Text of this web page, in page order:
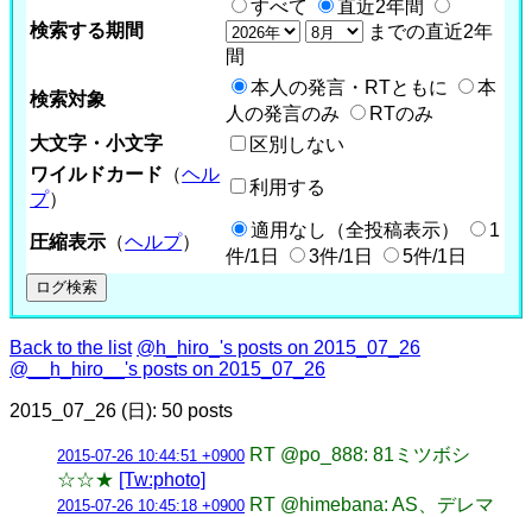
検索する期間
すべて
直近2年間
までの直近2年
間
検索対象
本人の発言・RTともに
本
人の発言のみ
RTのみ
大文字・小文字
区別しない
ワイルドカード （ヘル
プ）
利用する
圧縮表示 （ヘルプ）
適用なし（全投稿表示）
1
件/1日
3件/1日 5件/1日
Back to the list @h_hiro_'s posts on 2015_07_26
@__h_hiro__'s posts on 2015_07_26
2015_07_26 (日): 50 posts
2015-07-26 10:44:51 +0900 RT @po_888: 81ミツボシ
☆☆★ [Tw:photo]
2015-07-26 10:45:18 +0900 RT @himebana: AS、デレマ